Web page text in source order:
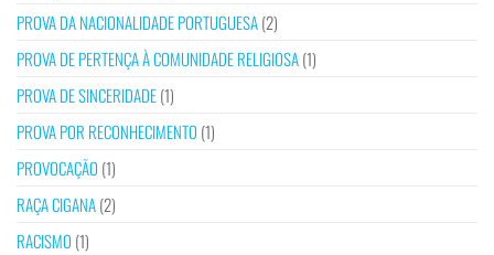
PROVA DA NACIONALIDADE PORTUGUESA(2)
PROVA DE PERTENÇA À COMUNIDADE RELIGIOSA(1)
PROVA DE SINCERIDADE(1)
PROVA POR RECONHECIMENTO (1)
PROVOCAÇÃO (1)
RAÇA CIGANA(2)
RACISMO (1)